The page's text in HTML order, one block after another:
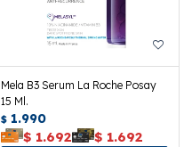
Mela B3 Serum La Roche Posay
15 Ml.
$ 1.990
$ 1.692 $ 1.692